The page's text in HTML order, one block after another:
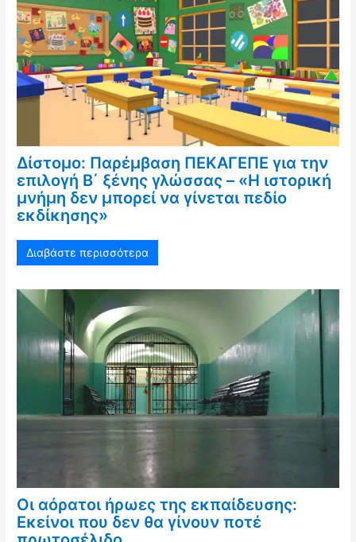
Δίστομο: Παρέμβαση ΠΕΚΑΓΕΠΕ για την
επιλογή Β΄ ξένης γλώσσας – «Η ιστορική
μνήμη δεν μπορεί να γίνεται πεδίο
εκδίκησης»
Διαβάστε περισσότερα
Οι αόρατοι ήρωες της εκπαίδευσης:
Εκείνοι που δεν θα γίνουν ποτέ